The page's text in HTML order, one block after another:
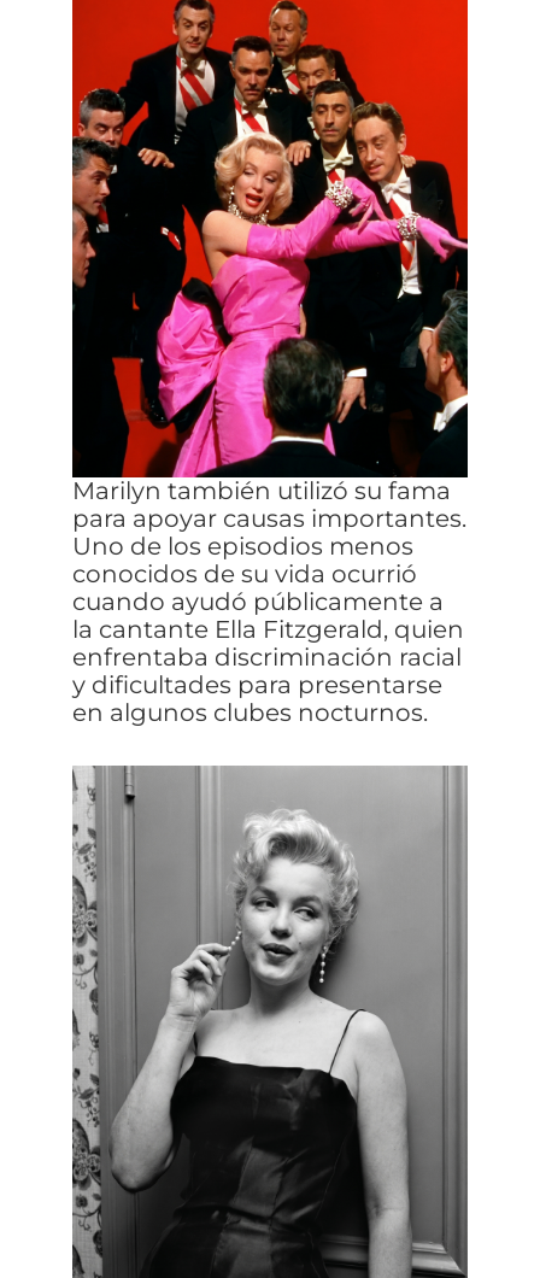
Marilyn también utilizó su fama
para apoyar causas importantes.
Uno de los episodios menos
conocidos de su vida ocurrió
cuando ayudó públicamente a
la cantante Ella Fitzgerald, quien
enfrentaba discriminación racial
y dificultades para presentarse
en algunos clubes nocturnos.